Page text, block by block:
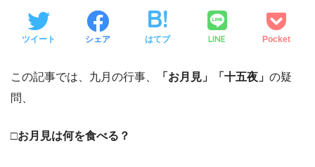
ツイート シェア はてブ LINE Pocket
この記事では、九月の行事、 「お月見」「十五夜」 の疑
問、
□お月見は何を食べる？